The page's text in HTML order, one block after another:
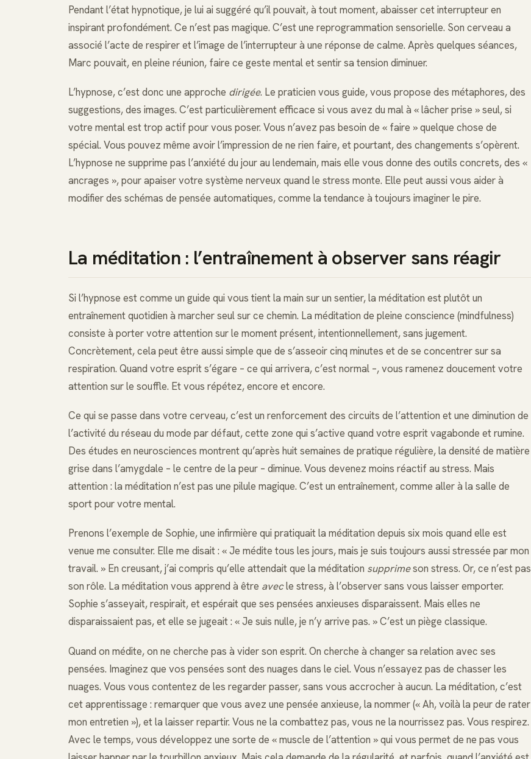
Pendant l’état hypnotique, je lui ai suggéré qu’il pouvait, à tout moment, abaisser cet interrupteur en
inspirant profondément. Ce n’est pas magique. C’est une reprogrammation sensorielle. Son cerveau a
associé l’acte de respirer et l’image de l’interrupteur à une réponse de calme. Après quelques séances,
Marc pouvait, en pleine réunion, faire ce geste mental et sentir sa tension diminuer.
L’hypnose, c’est donc une approche dirigée. Le praticien vous guide, vous propose des métaphores, des
suggestions, des images. C’est particulièrement efficace si vous avez du mal à « lâcher prise » seul, si
votre mental est trop actif pour vous poser. Vous n’avez pas besoin de « faire » quelque chose de
spécial. Vous pouvez même avoir l’impression de ne rien faire, et pourtant, des changements s’opèrent.
L’hypnose ne supprime pas l’anxiété du jour au lendemain, mais elle vous donne des outils concrets, des «
ancrages », pour apaiser votre système nerveux quand le stress monte. Elle peut aussi vous aider à
modifier des schémas de pensée automatiques, comme la tendance à toujours imaginer le pire.
La méditation : l’entraînement à observer sans réagir
Si l’hypnose est comme un guide qui vous tient la main sur un sentier, la méditation est plutôt un
entraînement quotidien à marcher seul sur ce chemin. La méditation de pleine conscience (mindfulness)
consiste à porter votre attention sur le moment présent, intentionnellement, sans jugement.
Concrètement, cela peut être aussi simple que de s’asseoir cinq minutes et de se concentrer sur sa
respiration. Quand votre esprit s’égare – ce qui arrivera, c’est normal –, vous ramenez doucement votre
attention sur le souffle. Et vous répétez, encore et encore.
Ce qui se passe dans votre cerveau, c’est un renforcement des circuits de l’attention et une diminution de
l’activité du réseau du mode par défaut, cette zone qui s’active quand votre esprit vagabonde et rumine.
Des études en neurosciences montrent qu’après huit semaines de pratique régulière, la densité de matière
grise dans l’amygdale – le centre de la peur – diminue. Vous devenez moins réactif au stress. Mais
attention : la méditation n’est pas une pilule magique. C’est un entraînement, comme aller à la salle de
sport pour votre mental.
Prenons l’exemple de Sophie, une infirmière qui pratiquait la méditation depuis six mois quand elle est
venue me consulter. Elle me disait : « Je médite tous les jours, mais je suis toujours aussi stressée par mon
travail. » En creusant, j’ai compris qu’elle attendait que la méditation supprimeson stress. Or, ce n’est pas
son rôle. La méditation vous apprend à être avecle stress, à l’observer sans vous laisser emporter.
Sophie s’asseyait, respirait, et espérait que ses pensées anxieuses disparaissent. Mais elles ne
disparaissaient pas, et elle se jugeait : « Je suis nulle, je n’y arrive pas. » C’est un piège classique.
Quand on médite, on ne cherche pas à vider son esprit. On cherche à changer sa relation avec ses
pensées. Imaginez que vos pensées sont des nuages dans le ciel. Vous n’essayez pas de chasser les
nuages. Vous vous contentez de les regarder passer, sans vous accrocher à aucun. La méditation, c’est
cet apprentissage : remarquer que vous avez une pensée anxieuse, la nommer (« Ah, voilà la peur de rater
mon entretien »), et la laisser repartir. Vous ne la combattez pas, vous ne la nourrissez pas. Vous respirez.
Avec le temps, vous développez une sorte de « muscle de l’attention » qui vous permet de ne pas vous